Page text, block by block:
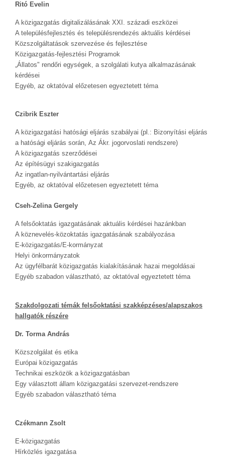
Ritó Evelin
A közigazgatás digitalizálásának XXI. századi eszközei
A településfejlesztés és településrendezés aktuális kérdései
Közszolgáltatások szervezése és fejlesztése
Közigazgatás-fejlesztési Programok
„Állatos" rendőri egységek, a szolgálati kutya alkalmazásának
kérdései
Egyéb, az oktatóval előzetesen egyeztetett téma
Czibrik Eszter
A közigazgatási hatósági eljárás szabályai (pl.: Bizonyítási eljárás
a hatósági eljárás során, Az Ákr. jogorvoslati rendszere)
A közigazgatás szerződései
Az építésügyi szakigazgatás
Az ingatlan-nyilvántartási eljárás
Egyéb, az oktatóval előzetesen egyeztetett téma
Cseh-Zelina Gergely
A felsőoktatás igazgatásának aktuális kérdései hazánkban
A köznevelés-közoktatás igazgatásának szabályozása
E-közigazgatás/E-kormányzat
Helyi önkormányzatok
Az ügyfélbarát közigazgatás kialakításának hazai megoldásai
Egyéb szabadon választható, az oktatóval egyeztetett téma
Szakdolgozati témák felsőoktatási szakképzéses/alapszakos
hallgatók részére
Dr. Torma András
Közszolgálat és etika
Európai közigazgatás
Technikai eszközök a közigazgatásban
Egy választott állam közigazgatási szervezet-rendszere
Egyéb szabadon választható téma
Czékmann Zsolt
E-közigazgatás
Hírközlés igazgatása